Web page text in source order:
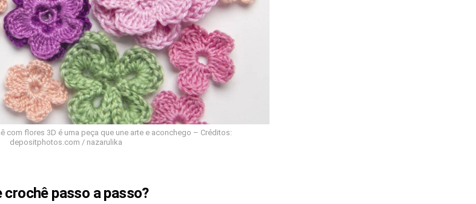
com flores 3D é uma peça que une arte e aconchego – Créditos:
depositphotos.com / nazarulika
passo a passo?